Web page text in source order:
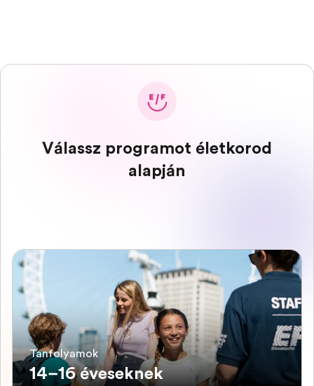
Válassz programot életkorod
alapján
Tanfolyamok
14–16 éveseknek